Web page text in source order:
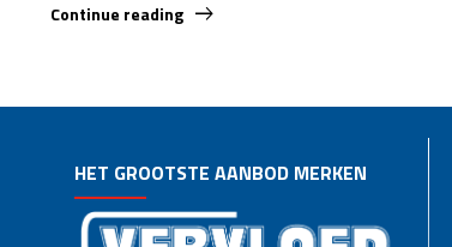
Continue reading
HET GROOTSTE AANBOD MERKEN